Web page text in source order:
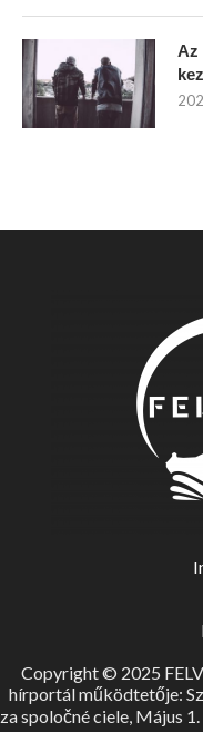
Az
Copyright © 2025
hírportál működtetője:
za spoločné ciele, Május